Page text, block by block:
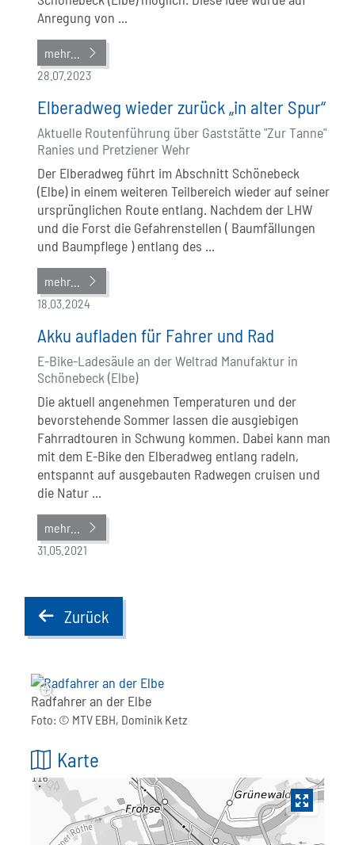
Anregung von ...
mehr...
28.07.2023
Elberadweg wieder zurück „in alter Spur“
Aktuelle Routenführung über Gaststätte "Zur Tanne"
Ranies und Pretziener Wehr
Der Elberadweg führt im Abschnitt Schönebeck
(Elbe) in einem weiteren Teilbereich wieder auf seiner
ursprünglichen Route entlang. Nachdem der LHW
und die Forst die Gefahrenstellen ( Baumfällungen
und Baumpflege ) entlang des ...
mehr...
18.03.2024
Akku aufladen für Fahrer und Rad
E-Bike-Ladesäule an der Weltrad Manufaktur in
Schönebeck (Elbe)
Die aktuell angenehmen Temperaturen und der
bevorstehende Sommer lassen die ausgiebigen
Fahrradtouren in Schwung kommen. Dabei kann man
mit dem E-Bike den Elberadweg entlang radeln,
entspannt auf ausgebauten Radwegen cruisen und
die Natur ...
mehr...
31.05.2021
backZurück
Radfahrer an der Elbe
Foto: © MTV EBH, Dominik Ketz
Karte